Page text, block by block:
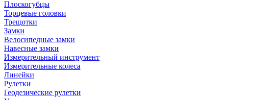
Плоскогубцы
Торцевые головки
Трещотки
Замки
Велосипедные замки
Навесные замки
Измерительный инструмент
Измерительные колеса
Линейки
Рулетки
Геодезические рулетки